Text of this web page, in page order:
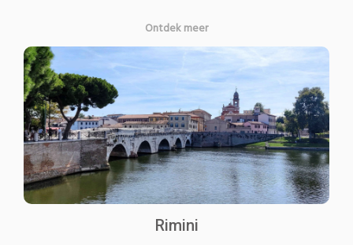
Ontdek meer
Rimini